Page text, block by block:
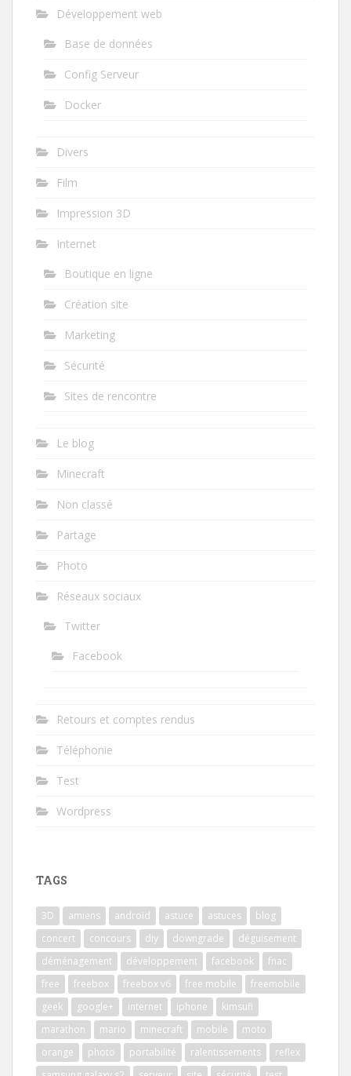
Développement web
Base de données
Config Serveur
Docker
Divers
Film
Impression 3D
Internet
Boutique en ligne
Création site
Marketing
Sécurité
Sites de rencontre
Le blog
Minecraft
Non classé
Partage
Photo
Réseaux sociaux
Twitter
Facebook
Retours et comptes rendus
Téléphonie
Test
Wordpress
TAGS
3D amiens androïd astuce astuces
blog
concert
concours diy downgrade
déguisement
déménagement
développement facebook
fnac
free
freebox freebox v6 free mobile
freemobile
geek
google+ internet iphone
kimsufi
marathon
mario minecraft mobile
moto
orange
photo portabilité ralentissements
reflex